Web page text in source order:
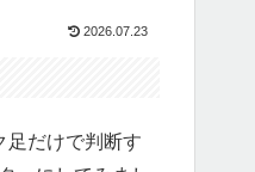
2026.07.23
足だけで判断す